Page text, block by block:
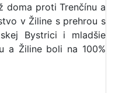
doma proti Trenčínu a
v Žiline s prehrou s
Bystrici i mladšie
a Žiline boli na 100%